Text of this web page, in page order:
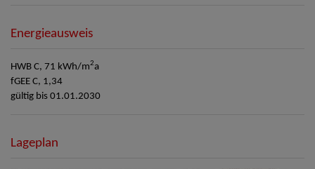
Energieausweis
HWB C, 71 kWh/m2a
fGEE C, 1,34
gültig bis 01.01.2030
Lageplan